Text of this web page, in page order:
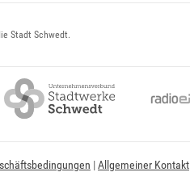
Stadt Schwedt.
|Allgemeiner Kontakt